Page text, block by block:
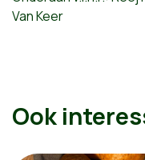
Van Keer
Ook